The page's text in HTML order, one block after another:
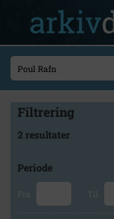
Filtrering
2 resultater
Periode
Fra Til